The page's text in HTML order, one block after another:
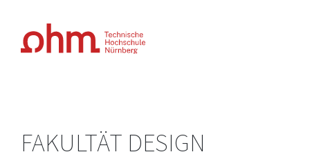
FAKULTÄT DESIGN